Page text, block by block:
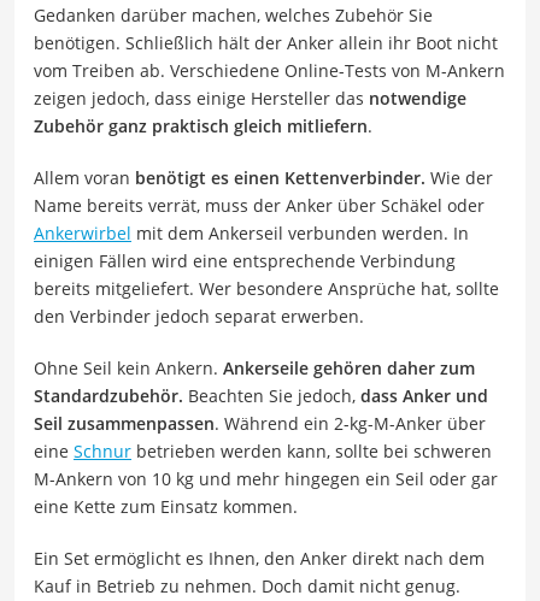
Gedanken darüber machen, welches Zubehör Sie
benötigen. Schließlich hält der Anker allein ihr Boot nicht
vom Treiben ab. Verschiedene Online-Tests von M-Ankern
zeigen jedoch, dass einige Hersteller das notwendige
Zubehör ganz praktisch gleich mitliefern.
Allem voran benötigt es einen Kettenverbinder. Wie der
Name bereits verrät, muss der Anker über Schäkel oder
Ankerwirbel mit dem Ankerseil verbunden werden. In
einigen Fällen wird eine entsprechende Verbindung
bereits mitgeliefert. Wer besondere Ansprüche hat, sollte
den Verbinder jedoch separat erwerben.
Ohne Seil kein Ankern. Ankerseile gehören daher zum
Standardzubehör. Beachten Sie jedoch, dass Anker und
Seil zusammenpassen. Während ein 2-kg-M-Anker über
eine Schnur betrieben werden kann, sollte bei schweren
M-Ankern von 10 kg und mehr hingegen ein Seil oder gar
eine Kette zum Einsatz kommen.
Ein Set ermöglicht es Ihnen, den Anker direkt nach dem
Kauf in Betrieb zu nehmen. Doch damit nicht genug.